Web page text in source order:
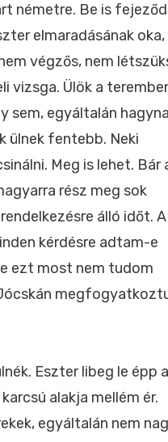
németre. Be is
elmaradásának oka,
végzős, nem
vizsga. Ülök a
sem, egyáltalán
ülnek fentebb. Neki
Meg is lehet. Bár
rész meg sok
álló időt. A
kérdésre adtam-e
ezt most nem tudom
Eszter libeg le épp
alakja mellém ér.
egyáltalán nem